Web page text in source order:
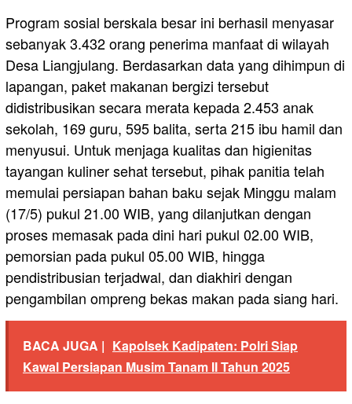
Program sosial berskala besar ini berhasil menyasar
sebanyak 3.432 orang penerima manfaat di wilayah
Desa Liangjulang. Berdasarkan data yang dihimpun di
lapangan, paket makanan bergizi tersebut
didistribusikan secara merata kepada 2.453 anak
sekolah, 169 guru, 595 balita, serta 215 ibu hamil dan
menyusui. Untuk menjaga kualitas dan higienitas
tayangan kuliner sehat tersebut, pihak panitia telah
memulai persiapan bahan baku sejak Minggu malam
(17/5) pukul 21.00 WIB, yang dilanjutkan dengan
proses memasak pada dini hari pukul 02.00 WIB,
pemorsian pada pukul 05.00 WIB, hingga
pendistribusian terjadwal, dan diakhiri dengan
pengambilan ompreng bekas makan pada siang hari.
BACA JUGA | Kapolsek Kadipaten: Polri Siap
Kawal Persiapan Musim Tanam II Tahun 2025